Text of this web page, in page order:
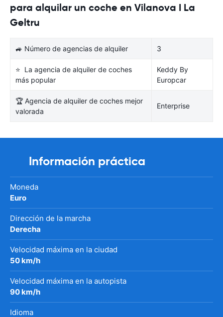
para alquilar un coche en Vilanova I La
Geltru
🚙 Número de agencias de alquiler 3
⭐ La agencia de alquiler de coches
más popular
Keddy By
Europcar
🏆 Agencia de alquiler de coches mejor
valorada
Enterprise
Información práctica
Moneda
Euro
Dirección de la marcha
Derecha
Velocidad máxima en la ciudad
50 km/h
Velocidad máxima en la autopista
90 km/h
Idioma